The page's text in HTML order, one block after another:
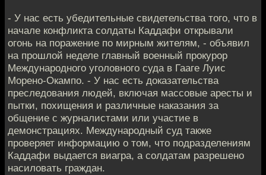
- У нас есть убедительные свидетельства того, что в
начале конфликта солдаты Каддафи открывали
огонь на поражение по мирным жителям, - объявил
на прошлой неделе главный военный прокурор
Международного уголовного суда в Гааге Луис
Морено-Окампо. - У нас есть доказательства
преследования людей, включая массовые аресты и
пытки, похищения и различные наказания за
общение с журналистами или участие в
демонстрациях. Международный суд также
проверяет информацию о том, что подразделениям
Каддафи выдается виагра, а солдатам разрешено
насиловать граждан.